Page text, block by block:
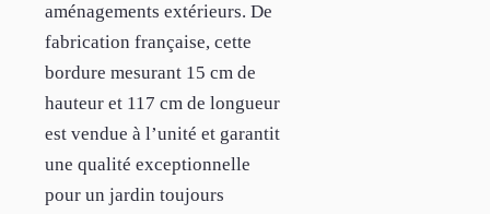
aménagements extérieurs. De
fabrication française, cette
bordure mesurant 15 cm de
hauteur et 117 cm de longueur
est vendue à l’unité et garantit
une qualité exceptionnelle
pour un jardin toujours